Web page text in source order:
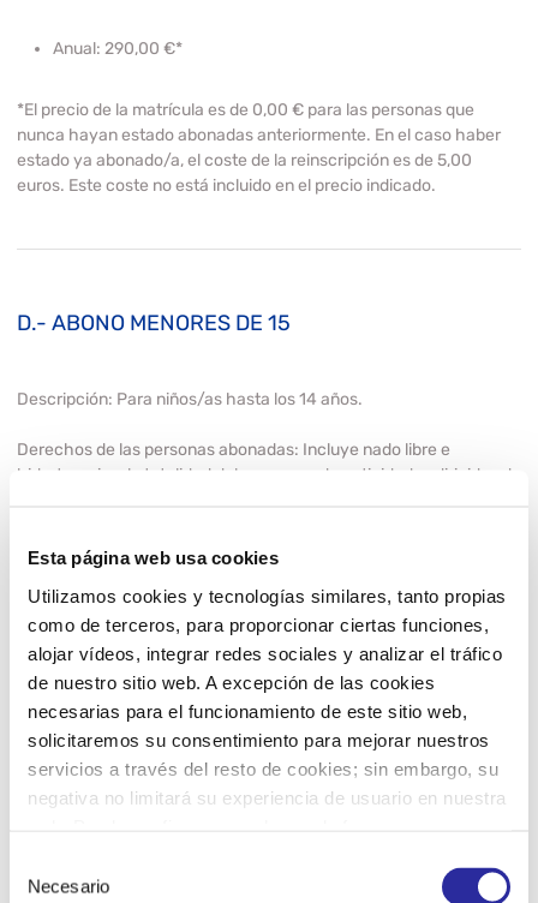
Esta página web usa cookies
Utilizamos cookies y tecnologías similares, tanto propias
como de terceros, para proporcionar ciertas funciones,
alojar vídeos, integrar redes sociales y analizar el tráfico
de nuestro sitio web. A excepción de las cookies
necesarias para el funcionamiento de este sitio web,
solicitaremos su consentimiento para mejorar nuestros
servicios a través del resto de cookies; sin embargo, su
negativa no limitará su experiencia de usuario en nuestra
más información, puede consultar nuestra
Política de
Necesario
Anual: 290,00 €*
*El precio de la matrícula es de 0,00 € para las personas que
nunca hayan estado abonadas anteriormente. En el caso haber
estado ya abonado/a, el coste de la reinscripción es de 5,00
euros. Este coste no está incluido en el precio indicado.
D.- ABONO MENORES DE 15
Descripción: Para niños/as hasta los 14 años.
Derechos de las personas abonadas: Incluye nado libre e
hidroterapia y la totalidad del programa de actividades dirigidas de
conducir, pasaporte o NIE en vigor de los padres/madres o
tutores, Libro de familia y recibo (o documento emitido por su
entidad bancaria) donde figure el nombre del titular, el número de
cuenta asociado (IBAN) y con fecha reciente (máximo 12 meses).
Mensual: 26,45 €*